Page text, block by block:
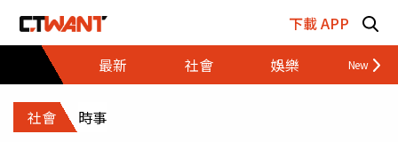
下載 APP
最新
社會 娛樂 財經
社會 時事